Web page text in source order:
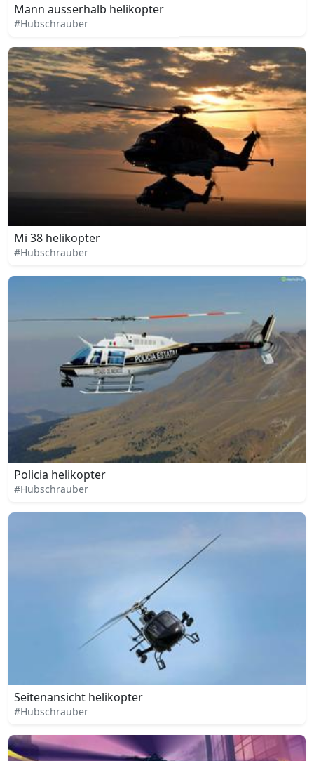
Mann ausserhalb helikopter
#Hubschrauber
Mi 38 helikopter
#Hubschrauber
Policia helikopter
#Hubschrauber
Seitenansicht helikopter
#Hubschrauber